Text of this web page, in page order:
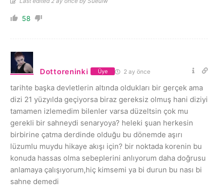
58
Dottoreninki Üye 2 ay önce
tarihte başka devletlerin altında oldukları bir gerçek ama
dizi 21 yüzyılda geçiyorsa biraz gereksiz olmuş hani diziyi
tamamen izlemedim bilenler varsa düzeltsin çok mu
gerekli bir sahneydi senaryoya? heleki şuan herkesin
birbirine çatma derdinde olduğu bu dönemde aşırı
lüzumlu muydu hikaye akışı için? bir noktada korenin bu
konuda hassas olma sebeplerini anlıyorum daha doğrusu
anlamaya çalışıyorum,hiç kimsemi ya bi durun bu nası bi
sahne demedi